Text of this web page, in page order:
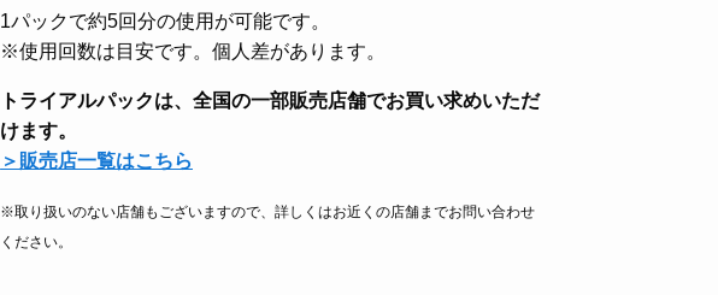
1パックで約5回分の使用が可能です。
※使用回数は目安です。個人差があります。
トライアルパックは、全国の一部販売店舗でお買い求めいただ
けます。
＞販売店一覧はこちら
※取り扱いのない店舗もございますので、詳しくはお近くの店舗までお問い合わせ
ください。